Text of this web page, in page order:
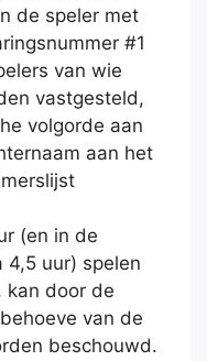
de speler met
#1
van wie
vastgesteld,
volgorde aan
aan het
(en in de
4,5 uur) spelen
kan door de
van de
beschouwd.